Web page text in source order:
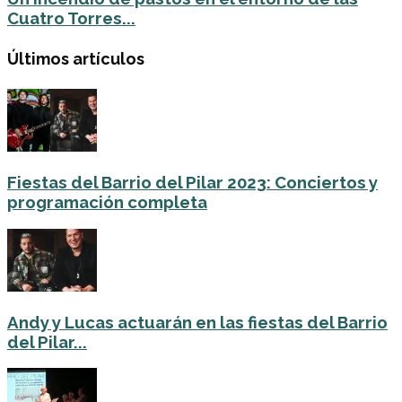
Cuatro Torres...
Últimos artículos
Fiestas del Barrio del Pilar 2023: Conciertos y
programación completa
Andy y Lucas actuarán en las fiestas del Barrio
del Pilar...